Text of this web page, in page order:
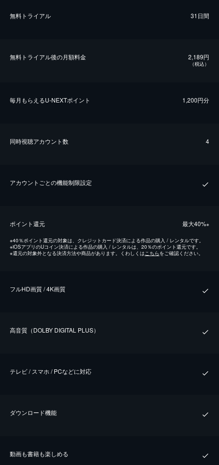
無料トライアル 31日間
無料トライアル後の⽉額料金 2,189円
（税込）
毎⽉もらえるU-NEXTポイント 1,200円分
同時視聴アカウント数 4
アカウントごとの機能制限設定
ポイント還元 最⼤40%※
※40％ポイント還元の対象は、クレジットカード決済による作品の購入 / レンタルです。
※iOSアプリのUコイン決済による作品の購入 / レンタルは、20％のポイント還元です。
※還元の対象外となる決済方法や商品があります。くわしくはこちらをご確認ください。
フルHD画質 / 4K画質
⾼⾳質（DOLBY DIGITAL PLUS）
テレビ / スマホ / PCなどに対応
ダウンロード機能
動画も書籍も楽しめる